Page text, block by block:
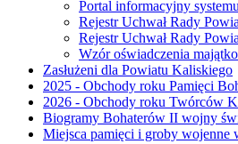
Portal informacyjny
Rejestr Uchwał Rady
Rejestr Uchwał Rady
Wzór oświadczenia
Zasłużeni dla Powiatu Kaliskiego
2025 - Obchody roku Pamięci
2026 - Obchody roku Twórców
Biogramy Bohaterów II wojny
Miejsca pamięci i groby wojenne